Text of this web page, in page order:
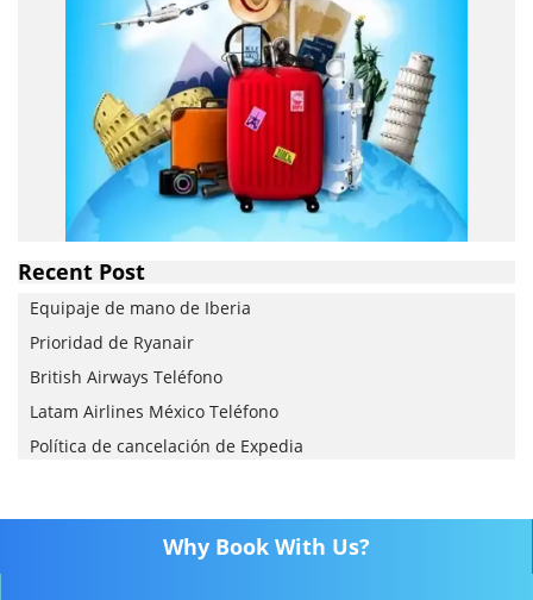
Recent Post
Equipaje de mano de Iberia
Prioridad de Ryanair
British Airways Teléfono
Latam Airlines México Teléfono
Política de cancelación de Expedia
Why Book With Us?